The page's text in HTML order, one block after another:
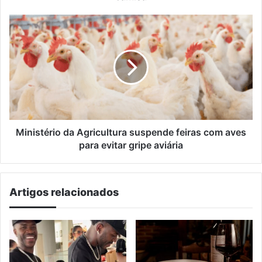
Ministério
da
Agricultura
suspende
feiras
com
aves
para
evitar
gripe
Ministério da Agricultura suspende feiras com aves
para evitar gripe aviária
Artigos relacionados